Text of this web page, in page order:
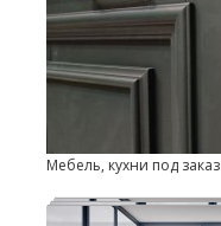
Мебель, кухни под заказ